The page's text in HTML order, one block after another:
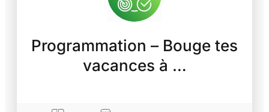
Programmation – Bouge tes
vacances à …